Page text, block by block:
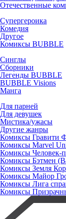
Отечественные
Супергероика
Комедия
Другое
Комиксы BUBBLE
Синглы
Сборники
Легенды BUBBLE
BUBBLE Visions
Манга
Для парней
Для девушек
Мистика/ужасы
Другие жанры
Комиксы Гравити
Комиксы Marvel
Комиксы Человек-
Комиксы Бэтмен
Комиксы Земля
Комиксы Майор
Комиксы Лига
Комиксы